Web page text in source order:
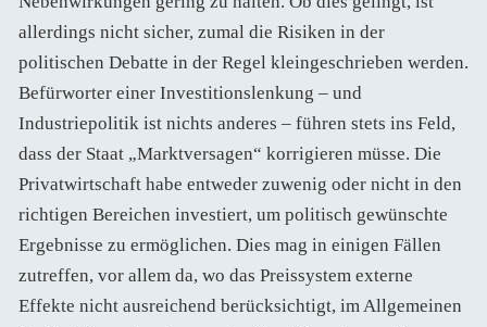
allerdings nicht sicher, zumal die Risiken in der
politischen Debatte in der Regel kleingeschrieben werden.
Befürworter einer Investitionslenkung – und
Industriepolitik ist nichts anderes – führen stets ins Feld,
dass der Staat „Marktversagen“ korrigieren müsse. Die
Privatwirtschaft habe entweder zuwenig oder nicht in den
richtigen Bereichen investiert, um politisch gewünschte
Ergebnisse zu ermöglichen. Dies mag in einigen Fällen
zutreffen, vor allem da, wo das Preissystem externe
Effekte nicht ausreichend berücksichtigt, im Allgemeinen